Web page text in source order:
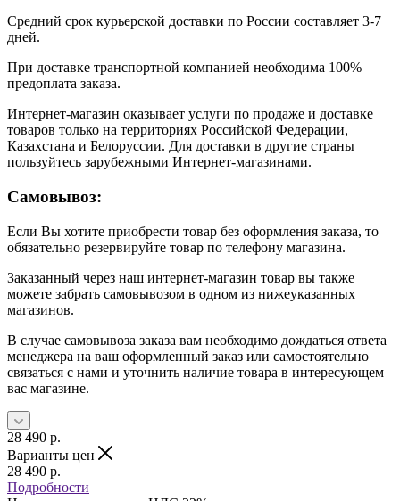
Средний срок курьерской доставки по России составляет 3-7
дней.
При доставке транспортной компанией необходима 100%
предоплата заказа.
Интернет-магазин оказывает услуги по продаже и доставке
товаров только на территориях Российской Федерации,
Казахстана и Белоруссии. Для доставки в другие страны
пользуйтесь зарубежными Интернет-магазинами.
Самовывоз:
Если Вы хотите приобрести товар без оформления заказа, то
обязательно резервируйте товар по телефону магазина.
Заказанный через наш интернет-магазин товар вы также
можете забрать самовывозом в одном из нижеуказанных
магазинов.
В случае самовывоза заказа вам необходимо дождаться ответа
менеджера на ваш оформленный заказ или самостоятельно
связаться с нами и уточнить наличие товара в интересующем
вас магазине.
28 490 р.
Варианты цен
28 490 р.
Подробности